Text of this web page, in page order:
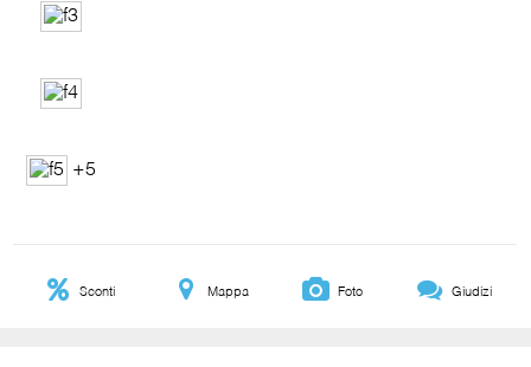
+5
Sconti Mappa Foto Giudizi